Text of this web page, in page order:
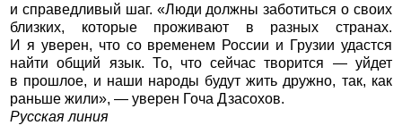
и справедливый шаг. «Люди должны заботиться о своих
близких, которые проживают в разных странах.
И я уверен, что со временем России и Грузии удастся
найти общий язык. То, что сейчас творится — уйдет
в прошлое, и наши народы будут жить дружно, так, как
раньше жили», — уверен Гоча Дзасохов.
Русская линия